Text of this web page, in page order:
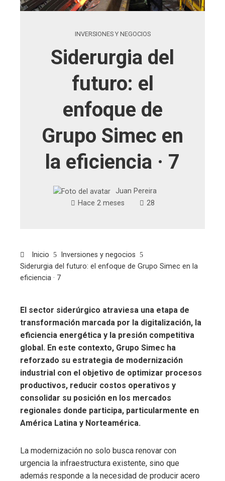
INVERSIONES Y NEGOCIOS
Siderurgia del
futuro: el
enfoque de
Grupo Simec en
la eficiencia · 7
Juan Pereira
Hace 2 meses
28
Inicio
Inversiones y negocios
Siderurgia del futuro: el enfoque de Grupo Simec en la
eficiencia · 7
El sector siderúrgico atraviesa una etapa de
transformación marcada por la digitalización, la
eficiencia energética y la presión competitiva
global. En este contexto, Grupo Simec ha
reforzado su estrategia de modernización
industrial con el objetivo de optimizar procesos
productivos, reducir costos operativos y
consolidar su posición en los mercados
regionales donde participa, particularmente en
América Latina y Norteamérica.
La modernización no solo busca renovar con
urgencia la infraestructura existente, sino que
además responde a la necesidad de producir acero